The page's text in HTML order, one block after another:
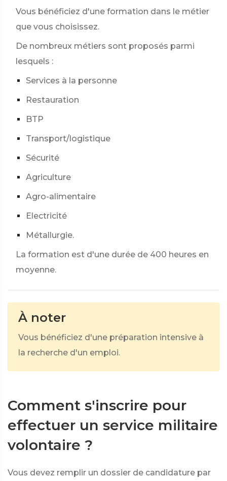
Vous bénéficiez d'une formation dans le métier
que vous choisissez.
De nombreux métiers sont proposés parmi
lesquels :
Services à la personne
Restauration
BTP
Transport/logistique
Sécurité
Agriculture
Agro-alimentaire
Electricité
Métallurgie.
La formation est d'une durée de 400 heures en
moyenne.
À noter
Vous bénéficiez d'une préparation intensive à
la recherche d'un emploi.
Comment s'inscrire pour
effectuer un service militaire
volontaire ?
Vous devez remplir un dossier de candidature par